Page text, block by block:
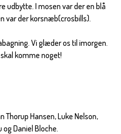
udbytte. I mosen var der en blå
var der korsnæb(crosbills).
Vi glæder os til imorgen.
komme noget!
Thorup Hansen, Luke Nelson,
Daniel Bloche.